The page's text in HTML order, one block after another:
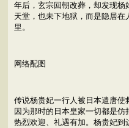
年后，玄宗回朝改葬，却发现
天堂，也未下地狱，而是隐居在
里。
网络配图
传说杨贵妃一行人被日本遣唐使
因为那时的日本皇家一切都是
热烈欢迎、礼遇有加。杨贵妃